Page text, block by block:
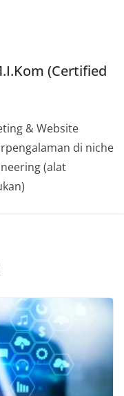
(Certified
& Website
di niche
(alat